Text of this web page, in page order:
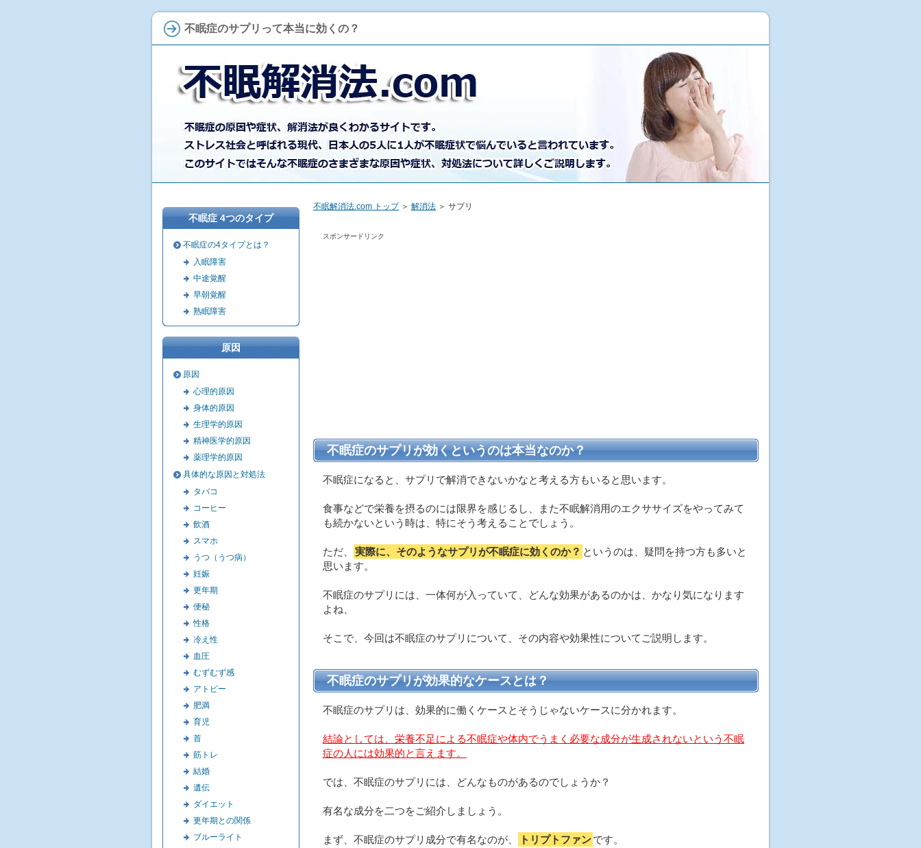
不眠症のサプリって本当に効くの？
不眠解消法.com トップ＞ 解消法 ＞ サプリ
スポンサードリンク
不眠症のサプリが効くというのは本当なのか？
不眠症になると、サプリで解消できないかなと考える方もいると思います。
食事などで栄養を摂るのには限界を感じるし、また不眠解消用のエクササイズをやってみて
も続かないという時は、特にそう考えることでしょう。
ただ、 実際に、そのようなサプリが不眠症に効くのか？ というのは、疑問を持つ方も多いと
思います。
不眠症のサプリには、一体何が入っていて、どんな効果があるのかは、かなり気になります
よね、
そこで、今回は不眠症のサプリについて、その内容や効果性についてご説明します。
不眠症のサプリが効果的なケースとは？
不眠症のサプリは、効果的に働くケースとそうじゃないケースに分かれます。
結論としては、栄養不足による不眠症や体内でうまく必要な成分が生成されないという不眠
症の人には効果的と言えます。
では、不眠症のサプリには、どんなものがあるのでしょうか？
有名な成分を二つをご紹介しましょう。
まず、不眠症のサプリ成分で有名なのが、 トリプトファンです。
不眠症 4つのタイプ
不眠症の4タイプとは？
入眠障害
中途覚醒
早朝覚醒
熟眠障害
原因
原因
心理的原因
身体的原因
生理学的原因
精神医学的原因
薬理学的原因
具体的な原因と対処法
タバコ
コーヒー
飲酒
スマホ
うつ（うつ病）
妊娠
更年期
便秘
性格
冷え性
血圧
むずむず感
アトピー
肥満
育児
首
筋トレ
結婚
遺伝
ダイエット
更年期との関係
ブルーライト